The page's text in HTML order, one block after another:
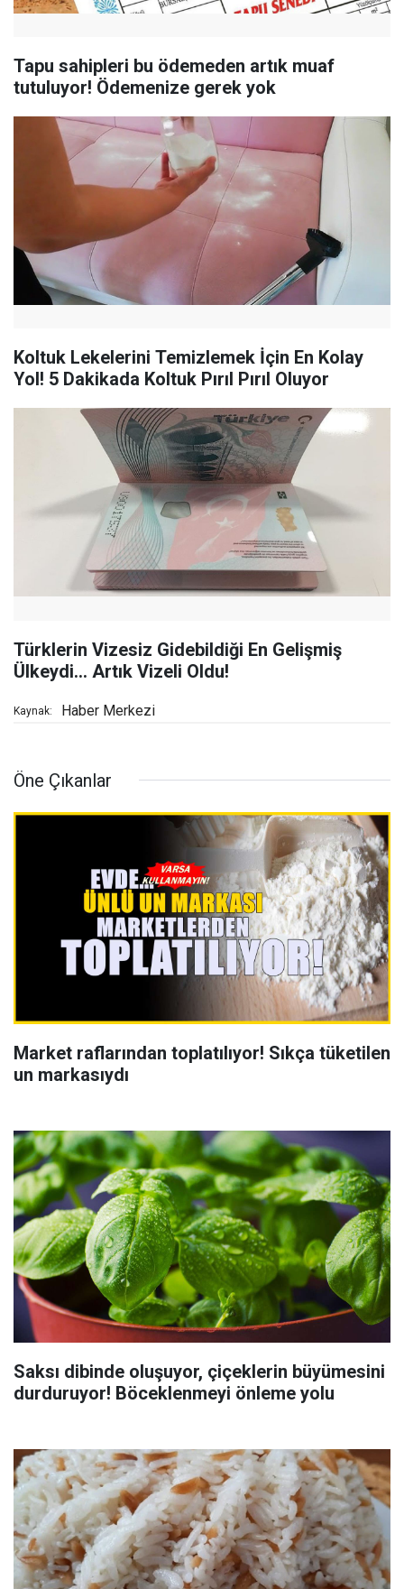
Tapu sahipleri bu ödemeden artık muaf
tutuluyor! Ödemenize gerek yok
Koltuk Lekelerini Temizlemek İçin En Kolay
Yol! 5 Dakikada Koltuk Pırıl Pırıl Oluyor
Türklerin Vizesiz Gidebildiği En Gelişmiş
Ülkeydi... Artık Vizeli Oldu!
Kaynak: Haber Merkezi
Öne Çıkanlar
Market raflarından toplatılıyor! Sıkça tüketilen
un markasıydı
Saksı dibinde oluşuyor, çiçeklerin büyümesini
durduruyor! Böceklenmeyi önleme yolu